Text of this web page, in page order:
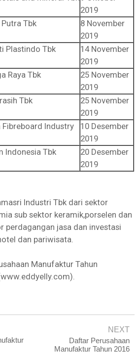
2019
Tbk
8 November
2019
Plastindo Tbk
14 November
2019
Raya Tbk
25 November
2019
Tbk
25 November
2019
Fibreboard Industry
10 Desember
2019
Indonesia Tbk
20 Desember
2019
Industri Tbk dari sektor
sub sektor keramik,porselen dan
perdagangan jasa dan investasi
dan pariwisata.
Manufaktur Tahun
NEXT
Daftar Perusahaan
Manufaktur Tahun 2016